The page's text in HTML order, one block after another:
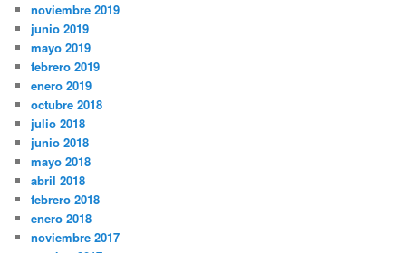
noviembre 2019
junio 2019
mayo 2019
febrero 2019
enero 2019
octubre 2018
julio 2018
junio 2018
mayo 2018
abril 2018
febrero 2018
enero 2018
noviembre 2017